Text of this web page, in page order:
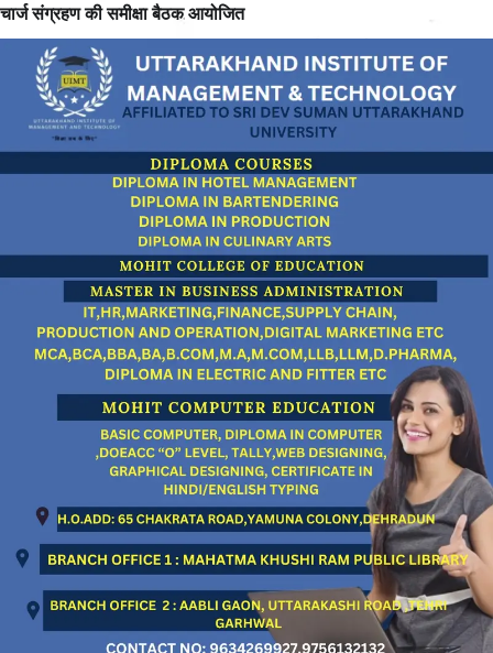
चार्ज संग्रहण की समीक्षा बैठक आयोजित